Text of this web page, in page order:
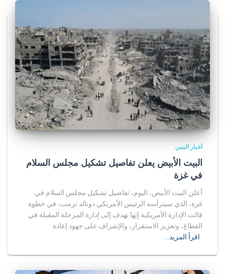
أخبار اليمن
البيت الأبيض يعلن تفاصيل تشكيل مجلس السلام
في غزة
أعلن البيت الأبيض، اليوم، تفاصيل تشكيل مجلس السلام في
غزة، الذي سيترأسه الرئيس الأمريكي دونالد ترمب، في خطوة
قالت الإدارة الأمريكية إنها تهدف إلى إدارة المرحلة المقبلة في
القطاع، وتعزيز الاستقرار، والإشراف على جهود إعادة
اقرأ المزيد…